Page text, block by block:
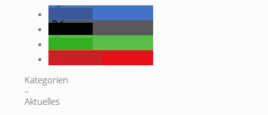
Kategorien
–
Aktuelles